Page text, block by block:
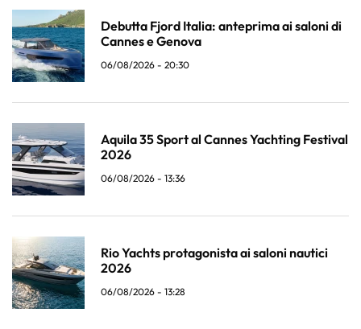
Debutta Fjord Italia: anteprima ai saloni di
Cannes e Genova
06/08/2026 - 20:30
Aquila 35 Sport al Cannes Yachting Festival
2026
06/08/2026 - 13:36
Rio Yachts protagonista ai saloni nautici
2026
06/08/2026 - 13:28